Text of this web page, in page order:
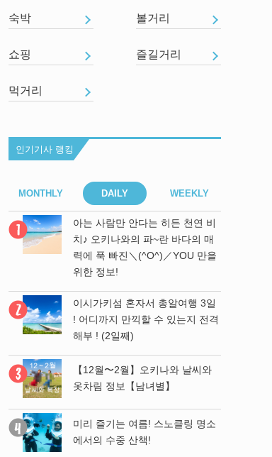
숙박 볼거리
쇼핑 즐길거리
먹거리
인기기사 랭킹
MONTHLY DAILY WEEKLY
아는 사람만 안다는 히든 천연 비
치♪ 오키나와의 파~란 바다의 매
력에 푹 빠진＼(^O^)／YOU 만을
위한 정보!
이시가키섬 혼자서 총알여행 3일
! 어디까지 만끽할 수 있는지 전격
해부 ! (2일째)
【12월〜2월】오키나와 날씨와
옷차림 정보【남녀별】
미리 즐기는 여름! 스노클링 명소
에서의 수중 산책!